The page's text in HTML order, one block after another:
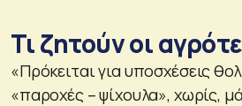
Τι ζητούν οι
«Πρόκειται για υποσχέσεις
«παροχές – ψίχουλα», χωρίς,